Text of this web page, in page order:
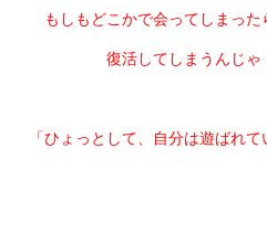
もしもどこかで会ってしまった
復活してしまうんじゃ・
「ひょっとして、自分は遊ばれて